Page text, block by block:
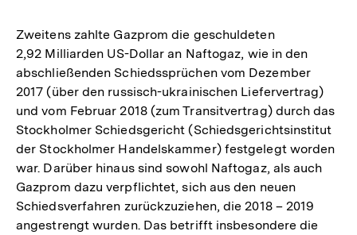
Zweitens zahlte Gazprom die geschuldeten
2,92 Milliarden US-Dollar an Naftogaz, wie in den
abschließenden Schiedssprüchen vom Dezember
2017 (über den russisch-ukrainischen Liefervertrag)
und vom Februar 2018 (zum Transitvertrag) durch das
Stockholmer Schiedsgericht (Schiedsgerichtsinstitut
der Stockholmer Handelskammer) festgelegt worden
war. Darüber hinaus sind sowohl Naftogaz, als auch
Gazprom dazu verpflichtet, sich aus den neuen
Schiedsverfahren zurückzuziehen, die 2018 – 2019
angestrengt wurden. Das betrifft insbesondere die